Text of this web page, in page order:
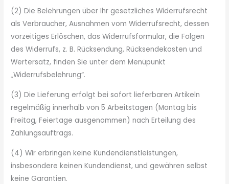
(2) Die Belehrungen über Ihr gesetzliches Widerrufsrecht
als Verbraucher, Ausnahmen vom Widerrufsrecht, dessen
vorzeitiges Erlöschen, das Widerrufsformular, die Folgen
des Widerrufs, z. B. Rücksendung, Rücksendekosten und
Wertersatz, finden Sie unter dem Menüpunkt
„Widerrufsbelehrung“.
(3) Die Lieferung erfolgt bei sofort lieferbaren Artikeln
regelmäßig innerhalb von 5 Arbeitstagen (Montag bis
Freitag, Feiertage ausgenommen) nach Erteilung des
Zahlungsauftrags.
(4) Wir erbringen keine Kundendienstleistungen,
insbesondere keinen Kundendienst, und gewähren selbst
keine Garantien.